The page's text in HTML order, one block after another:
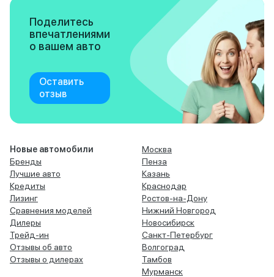
Поделитесь
впечатлениями
о вашем авто
Оставить
отзыв
Новые автомобили
Бренды
Лучшие авто
Кредиты
Лизинг
Сравнения моделей
Дилеры
Трейд-ин
Отзывы об авто
Отзывы о дилерах
Москва
Пенза
Казань
Краснодар
Ростов-на-Дону
Нижний Новгород
Новосибирск
Санкт-Петербург
Волгоград
Тамбов
Мурманск